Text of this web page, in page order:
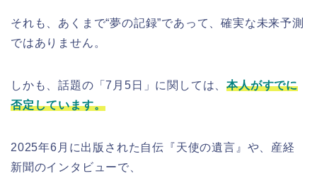
それも、あくまで“夢の記録”であって、確実な未来予測
ではありません。
しかも、話題の「7月5日」に関しては、本人がすでに
否定しています。
2025年6月に出版された自伝『天使の遺言』や、産経
新聞のインタビューで、